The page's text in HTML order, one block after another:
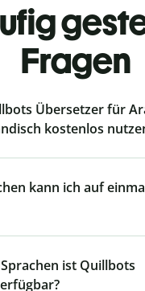
Fragen
Übersetzer für
kostenlos
kann ich auf
ist Quillbots